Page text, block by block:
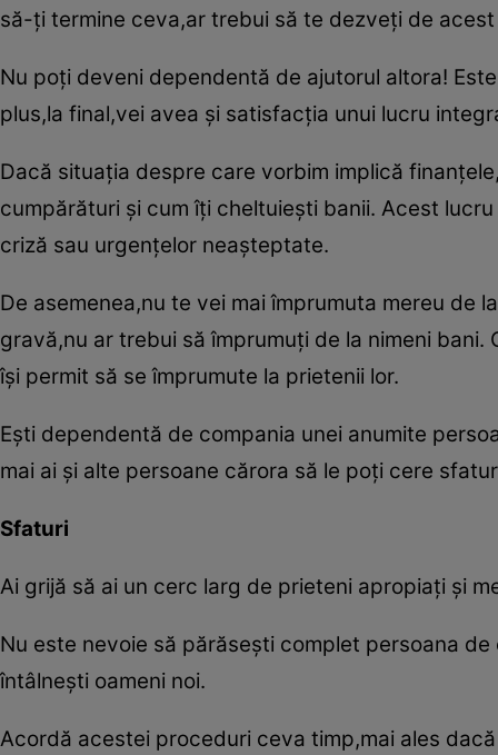
să-ţi termine ceva,ar trebui să te dezveţi de
Nu poţi deveni dependentă de ajutorul altora!
plus,la final,vei avea şi satisfacţia unui lucru
Dacă situaţia despre care vorbim implică
cumpărături şi cum îţi cheltuieşti banii. Acest
criză sau urgenţelor neaşteptate.
De asemenea,nu te vei mai împrumuta mereu de
gravă,nu ar trebui să împrumuţi de la nimeni
îşi permit să se împrumute la prietenii lor.
Eşti dependentă de compania unei anumite
mai ai şi alte persoane cărora să le poţi cere
Sfaturi
Ai grijă să ai un cerc larg de prieteni apropiaţi şi
Nu este nevoie să părăseşti complet persoana
întâlneşti oameni noi.
Acordă acestei proceduri ceva timp,mai ales